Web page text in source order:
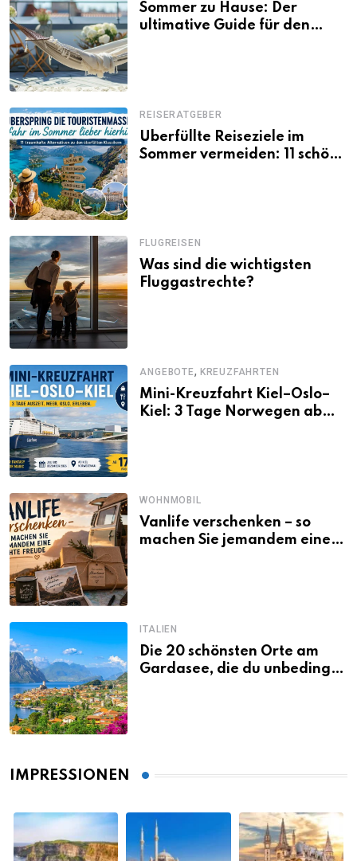
Sommer zu Hause: Der
ultimative Guide für den
REISERATGEBER
Überfüllte Reiseziele im
Sommer vermeiden: 11 schöne
FLUGREISEN
Was sind die wichtigsten
Fluggastrechte?
ANGEBOTE, KREUZFAHRTEN
Mini-Kreuzfahrt Kiel–Oslo–
Kiel: 3 Tage Norwegen ab
WOHNMOBIL
Vanlife verschenken – so
machen Sie jemandem eine
ITALIEN
Die 20 schönsten Orte am
Gardasee, die du unbedingt
IMPRESSIONEN